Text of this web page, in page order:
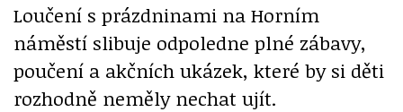
Loučení s prázdninami na Horním
náměstí slibuje odpoledne plné zábavy,
poučení a akčních ukázek, které by si děti
rozhodně neměly nechat ujít.